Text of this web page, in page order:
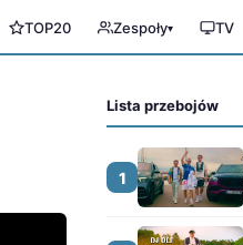
TOP20 Zespoły▾ TV
Lista przebojów
1